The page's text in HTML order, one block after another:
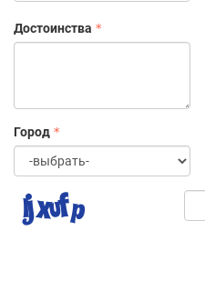
Достоинства
Город